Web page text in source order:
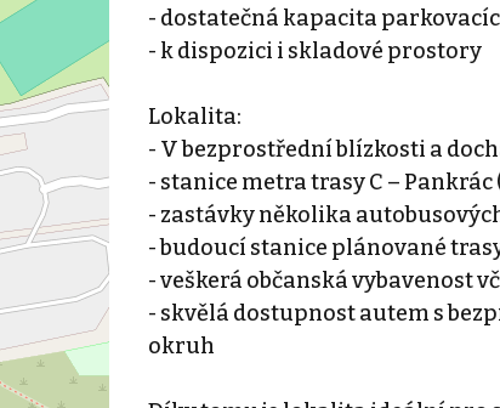
- dostatečná kapacita
- k dispozici i skladové prostory
Lokalita:
- V bezprostřední blízkosti a
- stanice metra trasy C –
- zastávky několika
- budoucí stanice plánované
- veškerá občanská vybavenost
- skvělá dostupnost autem s
okruh